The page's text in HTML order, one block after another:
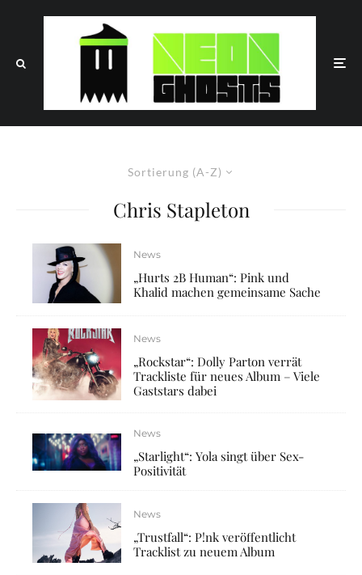
Sortierung (A-Z)
Chris Stapleton
News
„Hurts 2B Human“: Pink und
Khalid machen gemeinsame Sache
News
„Rockstar“: Dolly Parton verrät
Trackliste für neues Album – Viele
Gaststars dabei
News
„Starlight“: Yola singt über Sex-
Positivität
News
„Trustfall“: P!nk veröffentlicht
Tracklist zu neuem Album